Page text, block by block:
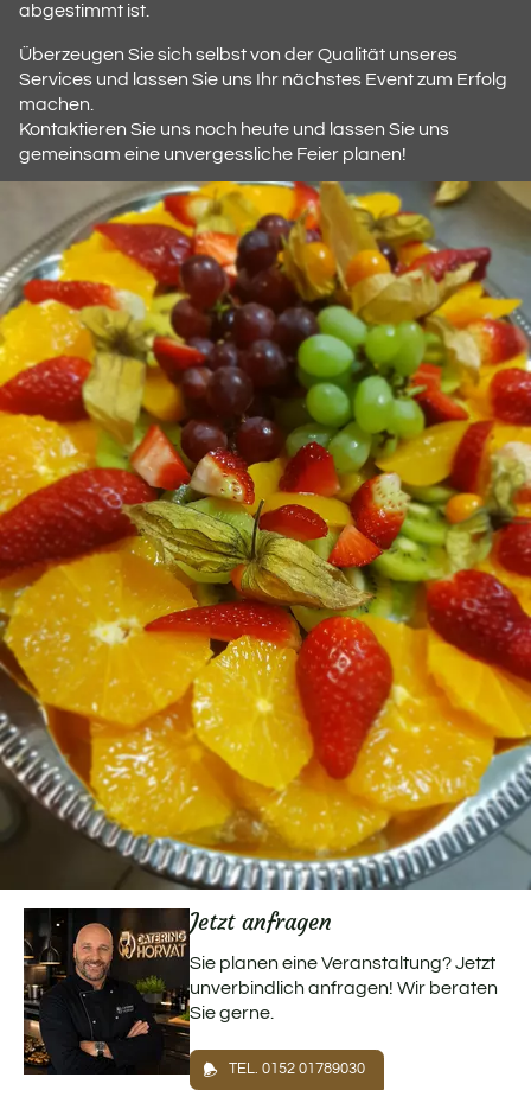
abgestimmt ist.
Überzeugen Sie sich selbst von der Qualität unseres
Services und lassen Sie uns Ihr nächstes Event zum Erfolg
machen.
Kontaktieren Sie uns noch heute und lassen Sie uns
gemeinsam eine unvergessliche Feier planen!
Jetzt anfragen
Sie planen eine Veranstaltung? Jetzt
unverbindlich anfragen! Wir beraten
Sie gerne.
TEL. 0152 01789030